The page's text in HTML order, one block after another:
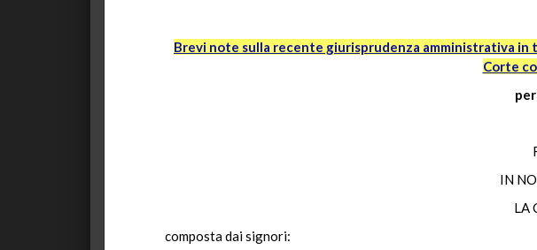
Brevi note sulla recente giurisprudenza amministrativa in
Corte
per
IN
LA
composta dai signori: